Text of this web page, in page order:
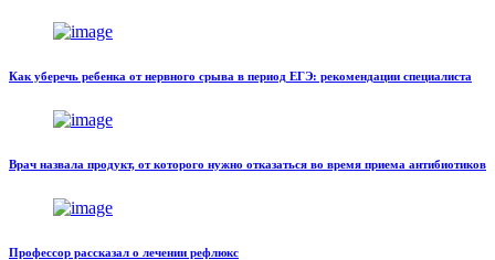
Как уберечь ребенка от нервного срыва в период ЕГЭ: рекомендации специалиста
Врач назвала продукт, от которого нужно отказаться во время приема антибиотиков
Профессор рассказал о лечении рефлюкс